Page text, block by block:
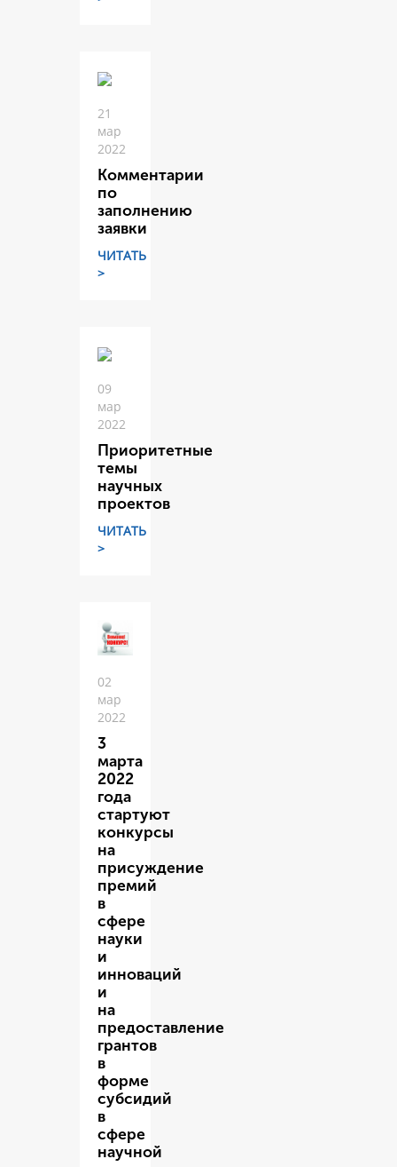
21
мар
2022
Комментарии
по
заполнению
заявки
ЧИТАТЬ
>
09
мар
2022
Приоритетные
темы
научных
проектов
ЧИТАТЬ
>
02
мар
2022
3
марта
2022
года
стартуют
конкурсы
на
присуждение
премий
в
сфере
науки
и
инноваций
и
на
предоставление
грантов
в
форме
субсидий
в
сфере
научной